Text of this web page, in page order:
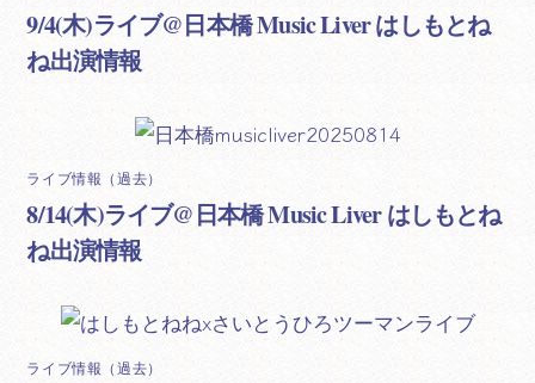
9/4(木)ライブ@日本橋 Music Liver はしもとね
ね出演情報
ライブ情報（過去）
8/14(木)ライブ@日本橋 Music Liver はしもとね
ね出演情報
ライブ情報（過去）